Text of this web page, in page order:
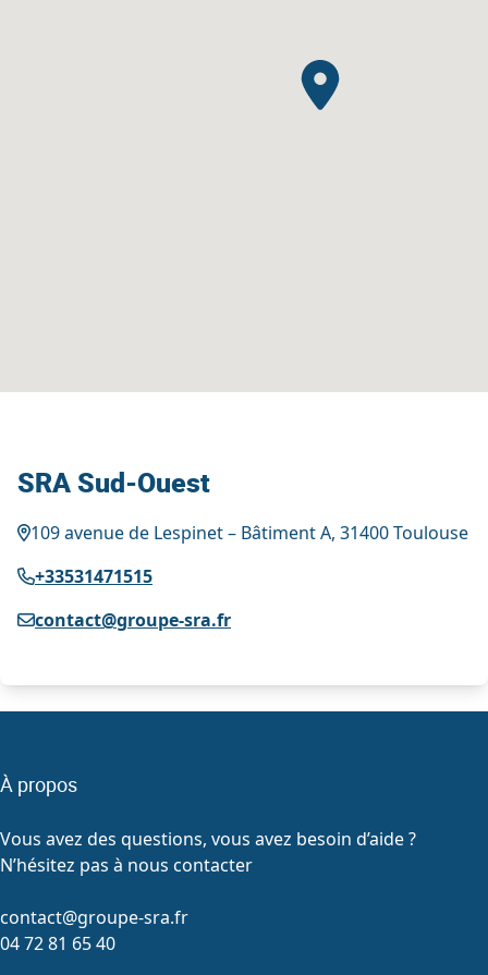
SRA Sud-Ouest
109 avenue de Lespinet – Bâtiment A, 31400 Toulouse
+33531471515
contact@groupe-sra.fr
À propos
Vous avez des questions, vous avez besoin d’aide ?
N’hésitez pas à nous contacter
contact@groupe-sra.fr
04 72 81 65 40